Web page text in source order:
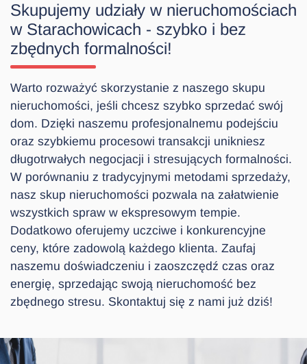
Skupujemy udziały w nieruchomościach
w Starachowicach - szybko i bez
zbędnych formalności!
Warto rozważyć skorzystanie z naszego skupu
nieruchomości, jeśli chcesz szybko sprzedać swój
dom. Dzięki naszemu profesjonalnemu podejściu
oraz szybkiemu procesowi transakcji unikniesz
długotrwałych negocjacji i stresujących formalności.
W porównaniu z tradycyjnymi metodami sprzedaży,
nasz skup nieruchomości pozwala na załatwienie
wszystkich spraw w ekspresowym tempie.
Dodatkowo oferujemy uczciwe i konkurencyjne
ceny, które zadowolą każdego klienta. Zaufaj
naszemu doświadczeniu i zaoszczędź czas oraz
energię, sprzedając swoją nieruchomość bez
zbędnego stresu. Skontaktuj się z nami już dziś!